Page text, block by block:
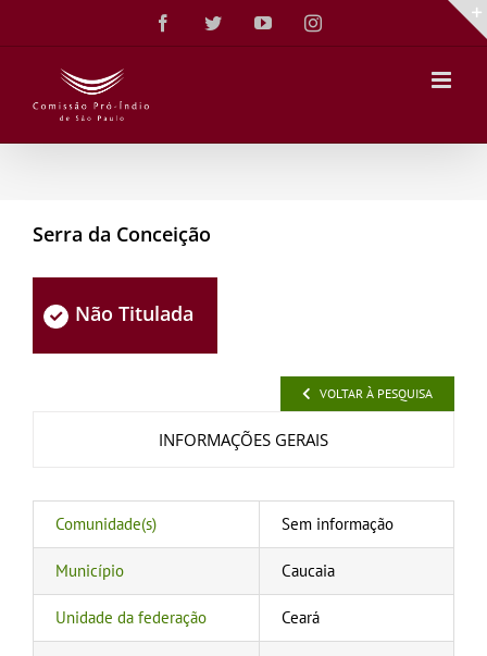
conteúdo
FacebookTwitterYouTubeInstagram
Serra da Conceição
Não Titulada
VOLTAR À PESQUISA
INFORMAÇÕES GERAIS
Comunidade(s) Sem informação
Município Caucaia
Unidade da federação Ceará